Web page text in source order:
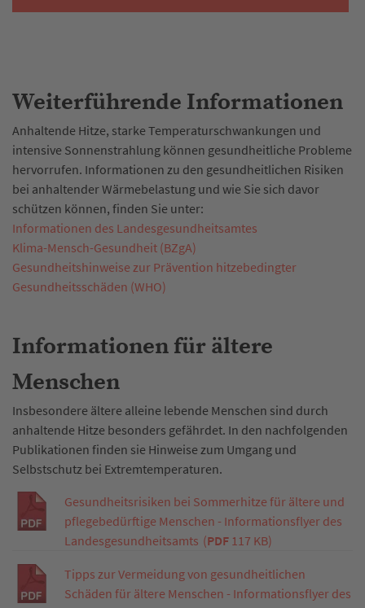
Weiterführende Informationen
Anhaltende Hitze, starke Temperaturschwankungen und
intensive Sonnenstrahlung können gesundheitliche Probleme
hervorrufen. Informationen zu den gesundheitlichen Risiken
bei anhaltender Wärmebelastung und wie Sie sich davor
schützen können, finden Sie unter:
Informationen des Landesgesundheitsamtes
Klima-Mensch-Gesundheit (BZgA)
Gesundheitshinweise zur Prävention hitzebedingter
Gesundheitsschäden (WHO)
Informationen für ältere
Menschen
Insbesondere ältere alleine lebende Menschen sind durch
anhaltende Hitze besonders gefährdet. In den nachfolgenden
Publikationen finden sie Hinweise zum Umgang und
Selbstschutz bei Extremtemperaturen.
Gesundheitsrisiken bei Sommerhitze für ältere und
pflegebedürftige Menschen - Informationsflyer des
Landesgesundheitsamts (PDF 117 KB)
Tipps zur Vermeidung von gesundheitlichen
Schäden für ältere Menschen - Informationsflyer des